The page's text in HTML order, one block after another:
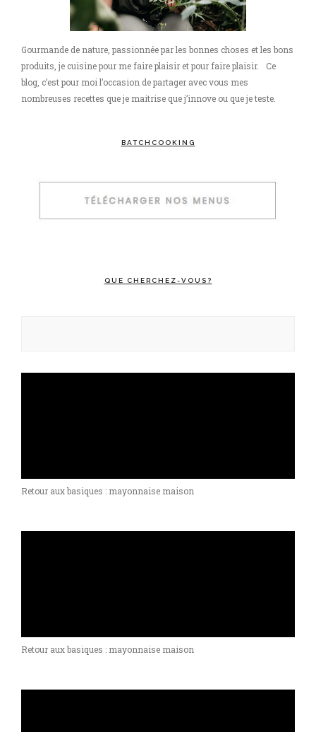
Gourmande de nature, passionnée par les bonnes choses et les bons
produits, je cuisine pour me faire plaisir et pour faire plaisir. Ce
blog, c’est pour moi l’occasion de partager avec vous mes
nombreuses recettes que je maitrise que j’innove ou que je teste.
BATCHCOOKING
QUE CHERCHEZ-VOUS?
Retour aux basiques : mayonnaise maison
Retour aux basiques : mayonnaise maison